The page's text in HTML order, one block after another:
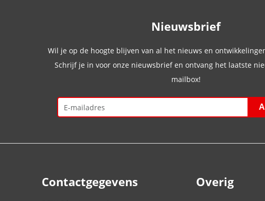
Nieuwsbrief
Wil je op de hoogte blijven van al het nieuws en
Schrijf je in voor onze nieuwsbrief en ontvang het laatste
mailbox!
Contactgegevens Overig